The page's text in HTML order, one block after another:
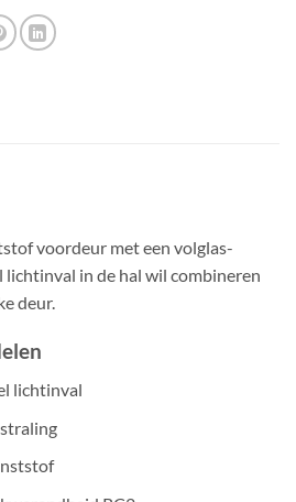
voordeur met een volglas-
in de hal wil combineren
deur.
lichtinval